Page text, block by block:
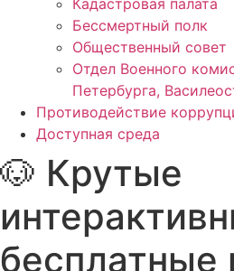
Бессмертный полк
Общественный совет
Отдел Военного
Петербурга,
Противодействие
Доступная среда
🐶 Крутые
бесплатные